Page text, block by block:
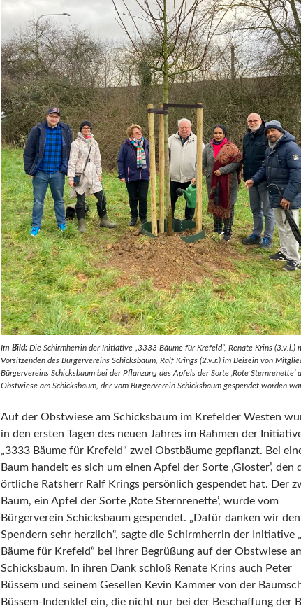
Im Bild: Die Schirmherrin der Initiative „3333 Bäume für Krefeld“, Renate Krins (3.v.l.)
Vorsitzenden des Bürgervereins Schicksbaum, Ralf Krings (2.v.r.) im Beisein von
Bürgervereins Schicksbaum bei der Pflanzung des Apfels der Sorte ‚Rote Sternrenette’
Obstwiese am Schicksbaum, der vom Bürgerverein Schicksbaum gespendet worden
Auf der Obstwiese am Schicksbaum im Krefelder Westen
in den ersten Tagen des neuen Jahres im Rahmen der
„3333 Bäume für Krefeld“ zwei Obstbäume gepflanzt. Bei
Baum handelt es sich um einen Apfel der Sorte ‚Gloster’, den
örtliche Ratsherr Ralf Krings persönlich gespendet hat. Der
Baum, ein Apfel der Sorte ‚Rote Sternrenette’, wurde vom
Bürgerverein Schicksbaum gespendet. „Dafür danken wir den
Spendern sehr herzlich“, sagte die Schirmherrin der Initiative
Bäume für Krefeld“ bei ihrer Begrüßung auf der Obstwiese
Schicksbaum. In ihren Dank schloß Renate Krins auch Peter
Büssem und seinem Gesellen Kevin Kammer von der
Büssem-Indenklef ein, die nicht nur bei der Beschaffung der